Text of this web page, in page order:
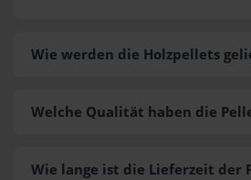
Wie werden die Holzpellets
Welche Qualität haben die
Wie lange ist die Lieferzeit der